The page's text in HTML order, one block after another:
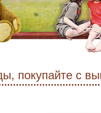
покупайте с